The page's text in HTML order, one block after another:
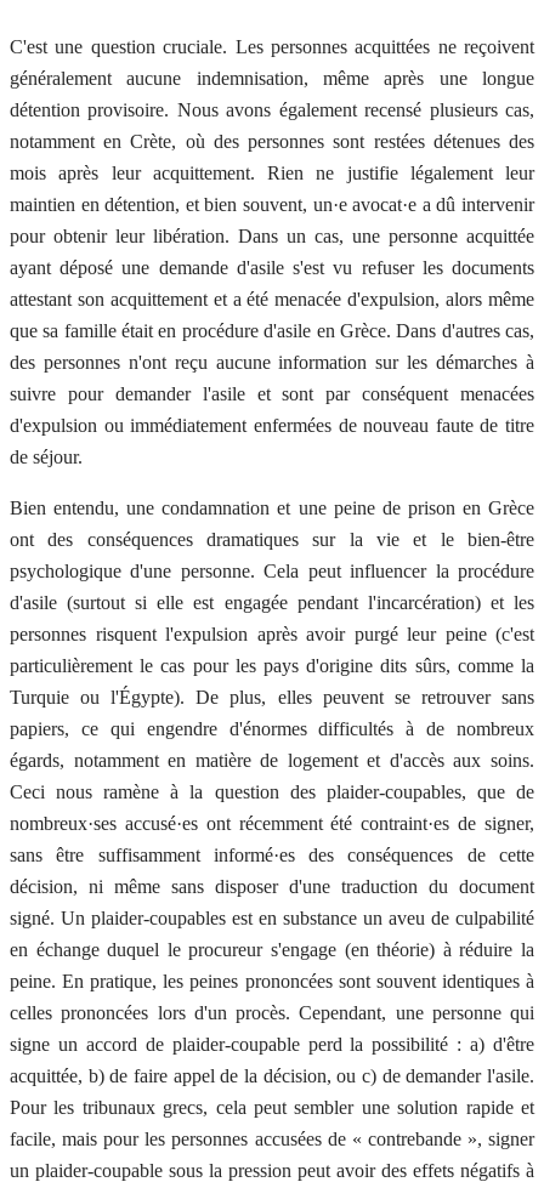
C'est une question cruciale. Les personnes acquittées ne reçoivent
généralement aucune indemnisation, même après une longue
détention provisoire. Nous avons également recensé plusieurs cas,
notamment en Crète, où des personnes sont restées détenues des
mois après leur acquittement. Rien ne justifie légalement leur
maintien en détention, et bien souvent, un·e avocat·e a dû intervenir
pour obtenir leur libération. Dans un cas, une personne acquittée
ayant déposé une demande d'asile s'est vu refuser les documents
attestant son acquittement et a été menacée d'expulsion, alors même
que sa famille était en procédure d'asile en Grèce. Dans d'autres cas,
des personnes n'ont reçu aucune information sur les démarches à
suivre pour demander l'asile et sont par conséquent menacées
d'expulsion ou immédiatement enfermées de nouveau faute de titre
de séjour.
Bien entendu, une condamnation et une peine de prison en Grèce
ont des conséquences dramatiques sur la vie et le bien-être
psychologique d'une personne. Cela peut influencer la procédure
d'asile (surtout si elle est engagée pendant l'incarcération) et les
personnes risquent l'expulsion après avoir purgé leur peine (c'est
particulièrement le cas pour les pays d'origine dits sûrs, comme la
Turquie ou l'Égypte). De plus, elles peuvent se retrouver sans
papiers, ce qui engendre d'énormes difficultés à de nombreux
égards, notamment en matière de logement et d'accès aux soins.
Ceci nous ramène à la question des plaider-coupables, que de
nombreux·ses accusé·es ont récemment été contraint·es de signer,
sans être suffisamment informé·es des conséquences de cette
décision, ni même sans disposer d'une traduction du document
signé. Un plaider-coupables est en substance un aveu de culpabilité
en échange duquel le procureur s'engage (en théorie) à réduire la
peine. En pratique, les peines prononcées sont souvent identiques à
celles prononcées lors d'un procès. Cependant, une personne qui
signe un accord de plaider-coupable perd la possibilité : a) d'être
acquittée, b) de faire appel de la décision, ou c) de demander l'asile.
Pour les tribunaux grecs, cela peut sembler une solution rapide et
facile, mais pour les personnes accusées de « contrebande », signer
un plaider-coupable sous la pression peut avoir des effets négatifs à